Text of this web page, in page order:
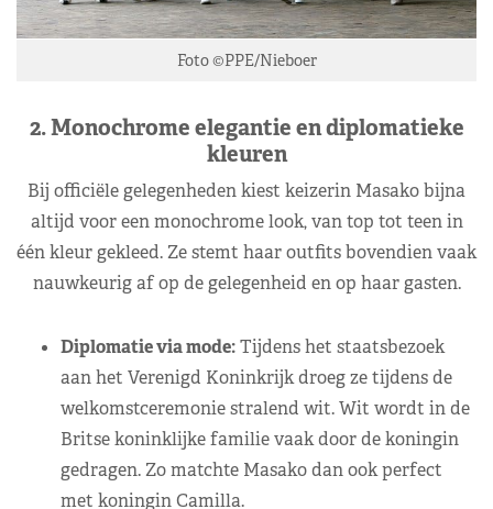
Foto ©PPE/Nieboer
2. Monochrome elegantie en diplomatieke
kleuren
Bij officiële gelegenheden kiest keizerin Masako bijna
altijd voor een monochrome look, van top tot teen in
één kleur gekleed. Ze stemt haar outfits bovendien vaak
nauwkeurig af op de gelegenheid en op haar gasten.
Diplomatie via mode:Tijdens het staatsbezoek
aan het Verenigd Koninkrijk droeg ze tijdens de
welkomstceremonie stralend wit. Wit wordt in de
Britse koninklijke familie vaak door de koningin
gedragen. Zo matchte Masako dan ook perfect
met koningin Camilla.